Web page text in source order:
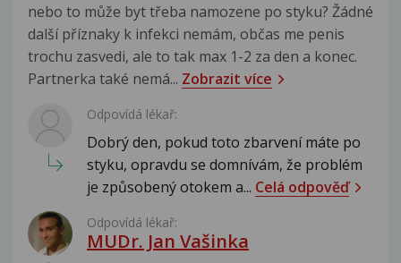
nebo to může byt třeba namozene po styku? Žádné
další příznaky k infekci nemám, občas me penis
trochu zasvedi, ale to tak max 1-2 za den a konec.
Partnerka také nemá... Zobrazit více
Odpovídá lékař:
Dobrý den, pokud toto zbarvení máte po
styku, opravdu se domnívám, že problém
je způsobený otokem a... Celá odpověď
Odpovídá lékař:
MUDr. Jan Vašinka